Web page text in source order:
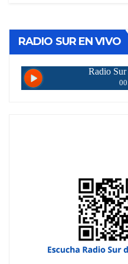
RADIO SUR EN VIVO